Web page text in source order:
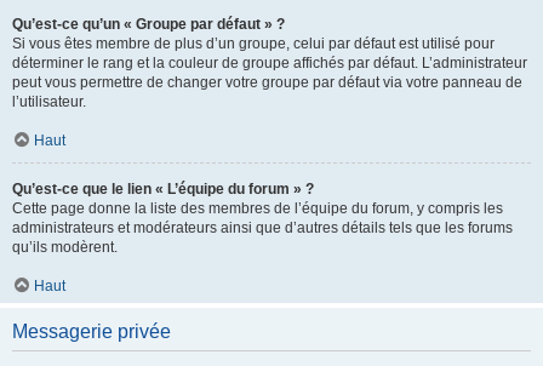
Qu’est-ce qu’un « Groupe par défaut » ?
Si vous êtes membre de plus d’un groupe, celui par défaut est utilisé pour
déterminer le rang et la couleur de groupe affichés par défaut. L’administrateur
peut vous permettre de changer votre groupe par défaut via votre panneau de
l’utilisateur.
Haut
Qu’est-ce que le lien « L’équipe du forum » ?
Cette page donne la liste des membres de l’équipe du forum, y compris les
administrateurs et modérateurs ainsi que d’autres détails tels que les forums
qu’ils modèrent.
Haut
Messagerie privée